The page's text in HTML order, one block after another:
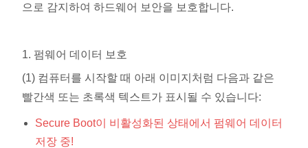
으로 감지하여 하드웨어 보안을 보호합니다.
1. 펌웨어 데이터 보호
(1) 컴퓨터를 시작할 때 아래 이미지처럼 다음과 같은
빨간색 또는 초록색 텍스트가 표시될 수 있습니다:
Secure Boot이 비활성화된 상태에서 펌웨어 데이터
저장 중!